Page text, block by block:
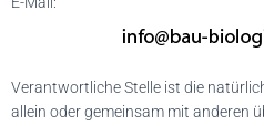
Verantwortliche Stelle ist die
allein oder gemeinsam mit anderen